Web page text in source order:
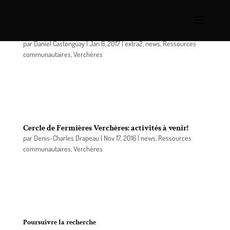
parDaniel Castonguay|Jan 6, 2017|extra2,news,Ressources
communautaires,Verchères
Cercle de Fermières Verchères: activités à venir!
par Denis-Charles Drapeau| Nov 17, 2016| news, Ressources
communautaires,Verchères
Poursuivre la recherche